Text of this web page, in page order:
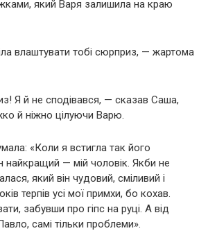
який Варя залишила на краю
влаштувати тобі сюрприз, — жартома
Я й не сподівався, — сказав Саша,
й ніжно цілуючи Варю.
«Коли я встигла так його
найкращий — мій чоловік. Якби не
який він чудовий, сміливий і
терпів усі мої примхи, бо кохав.
забувши про гіпс на руці. А від
самі тільки проблеми».